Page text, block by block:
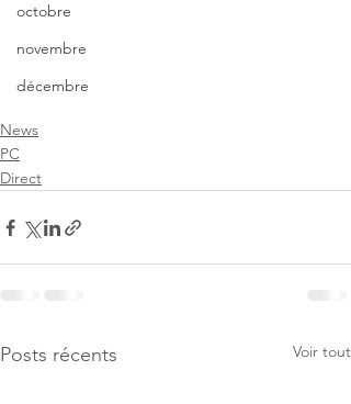
octobre
novembre
décembre
News
PC
Direct
Posts récents Voir tout